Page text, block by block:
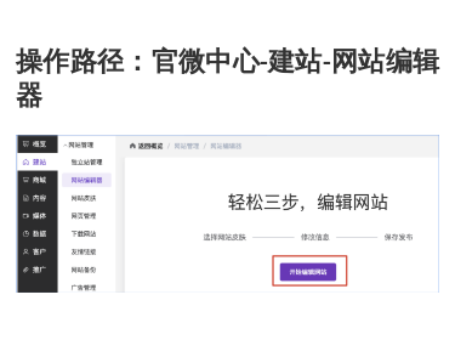
操作路径：官微中心-建站- 网站编辑
器